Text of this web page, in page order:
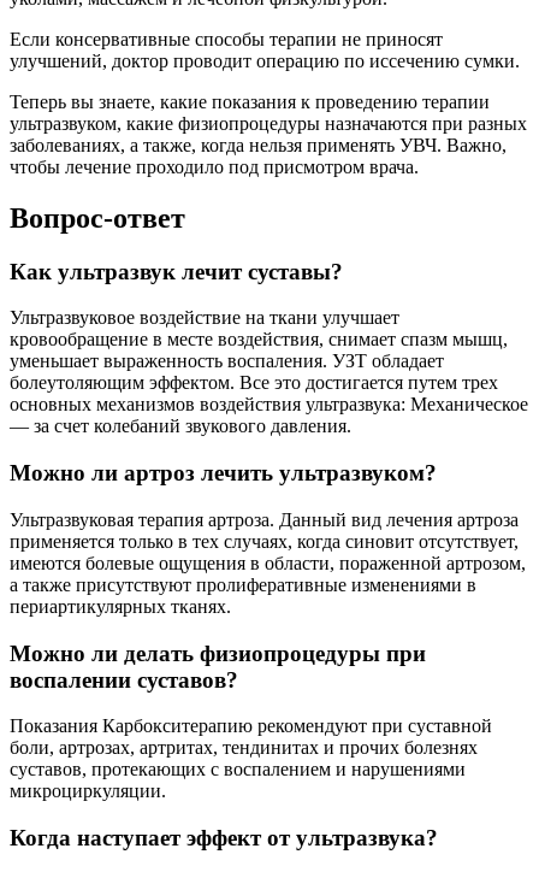
Если консервативные способы терапии не приносят
улучшений, доктор проводит операцию по иссечению сумки.
Теперь вы знаете, какие показания к проведению терапии
ультразвуком, какие физиопроцедуры назначаются при разных
заболеваниях, а также, когда нельзя применять УВЧ. Важно,
чтобы лечение проходило под присмотром врача.
Вопрос-ответ
Как ультразвук лечит суставы?
Ультразвуковое воздействие на ткани улучшает
кровообращение в месте воздействия, снимает спазм мышц,
уменьшает выраженность воспаления. УЗТ обладает
болеутоляющим эффектом. Все это достигается путем трех
основных механизмов воздействия ультразвука: Механическое
— за счет колебаний звукового давления.
Можно ли артроз лечить ультразвуком?
Ультразвуковая терапия артроза. Данный вид лечения артроза
применяется только в тех случаях, когда синовит отсутствует,
имеются болевые ощущения в области, пораженной артрозом,
а также присутствуют пролиферативные изменениями в
периартикулярных тканях.
Можно ли делать физиопроцедуры при
воспалении суставов?
Показания Карбокситерапию рекомендуют при суставной
боли, артрозах, артритах, тендинитах и прочих болезнях
суставов, протекающих с воспалением и нарушениями
микроциркуляции.
Когда наступает эффект от ультразвука?